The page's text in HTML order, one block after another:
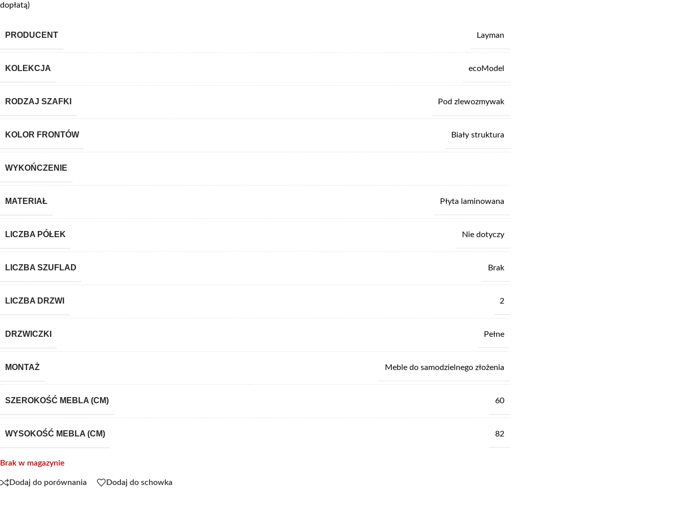
dopłatą)
PRODUCENT Layman
KOLEKCJA ecoModel
RODZAJ SZAFKI Pod zlewozmywak
KOLOR FRONTÓW Biały struktura
WYKOŃCZENIE
MATERIAŁ Płyta laminowana
LICZBA PÓŁEK Nie dotyczy
LICZBA SZUFLAD Brak
LICZBA DRZWI 2
DRZWICZKI Pełne
MONTAŻ Meble do samodzielnego złożenia
SZEROKOŚĆ MEBLA (CM) 60
WYSOKOŚĆ MEBLA (CM) 82
Brak w magazynie
Dodaj do porównania Dodaj do schowka